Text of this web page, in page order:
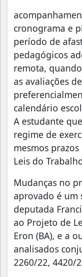
cronograma e
período de
pedagógicos
remota,
as avaliações
calendário
A estudante
regime de
mesmos
Leis do
Mudanças no
aprovado é um
deputada
ao Projeto de
Eron (BA), e a
analisados
2260/22, 4420/